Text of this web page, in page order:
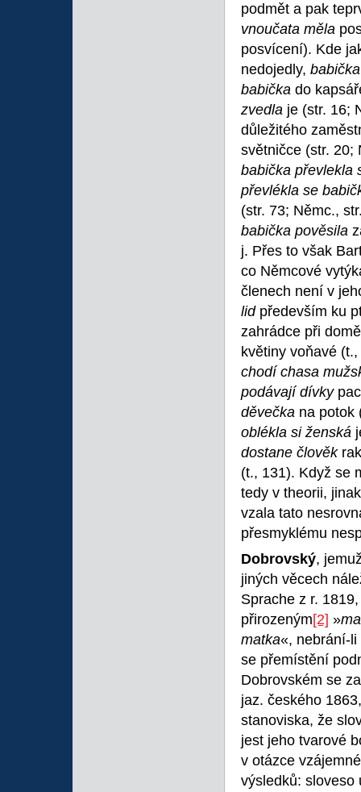
podmět a pak
vnoučata měla
posvícení). Kde
nedojedly,
babička do
zvedla je (str. 16;
důležitého
světničce (str. 20;
babička převlekla
převlékla se
(str. 73; Němc.,
babička pověsila
j. Přes to však
co Němcové
členech není v
lidpředevším ku
zahrádce při
květiny voňavé
chodí chasa
podávají dívky
děvečka na potok
oblékla si ženská
dostane člověk
(t., 131). Když se
tedy v theorii,
vzala tato
přesmyklému
Dobrovský,
jiných věcech
Sprache z r.
přirozeným[2] »
matka«, nebrání-
se přemístění
Dobrovském se
jaz. českého
stanoviska, že
jest jeho tvarové
v otázce
výsledků: sloveso